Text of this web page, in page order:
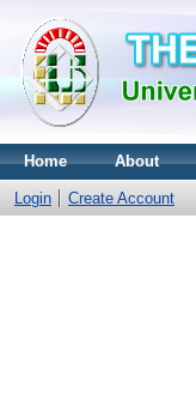
Home About
Login Create Account